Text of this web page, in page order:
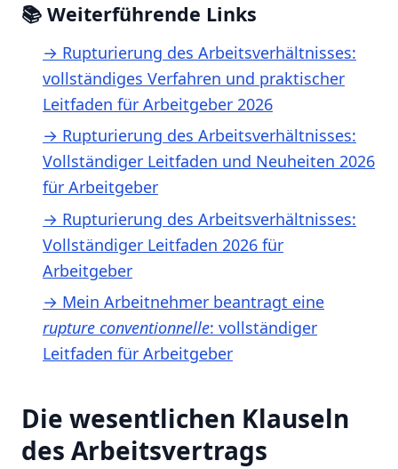
📚 Weiterführende Links
→ Rupturierung des Arbeitsverhältnisses:
vollständiges Verfahren und praktischer
Leitfaden für Arbeitgeber 2026
→ Rupturierung des Arbeitsverhältnisses:
Vollständiger Leitfaden und Neuheiten 2026
für Arbeitgeber
→ Rupturierung des Arbeitsverhältnisses:
Vollständiger Leitfaden 2026 für
Arbeitgeber
→ Mein Arbeitnehmer beantragt eine
rupture conventionnelle: vollständiger
Leitfaden für Arbeitgeber
Die wesentlichen Klauseln
des Arbeitsvertrags